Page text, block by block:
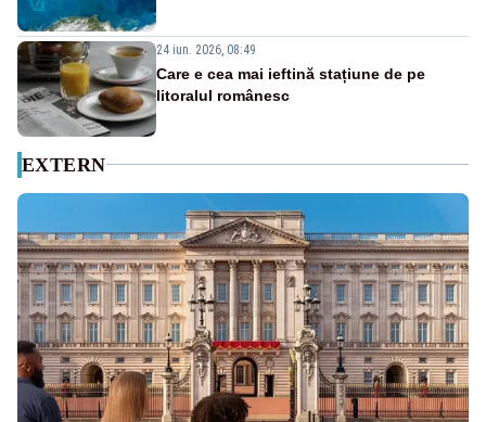
24 iun. 2026, 08:49
Care e cea mai ieftină stațiune de pe
litoralul românesc
EXTERN